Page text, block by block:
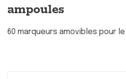
ampoules
60 marqueurs amovibles pour